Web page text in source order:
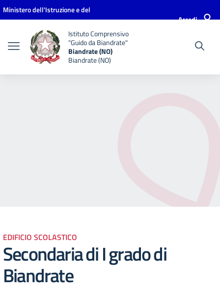
Vai ai contenuti
Vai al menu di navigazione
Vai al footer
Ministero dell'Istruzione e del
Accedi
Istituto Comprensivo
"Guido da Biandrate"
Biandrate (NO)
Biandrate (NO)
EDIFICIO SCOLASTICO
Secondaria di I grado di
Biandrate